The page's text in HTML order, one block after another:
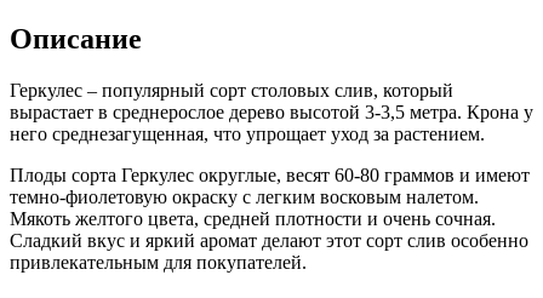
Описание
Геркулес – популярный сорт столовых слив, который
вырастает в среднерослое дерево высотой 3-3,5 метра. Крона у
него среднезагущенная, что упрощает уход за растением.
Плоды сорта Геркулес округлые, весят 60-80 граммов и имеют
темно-фиолетовую окраску с легким восковым налетом.
Мякоть желтого цвета, средней плотности и очень сочная.
Сладкий вкус и яркий аромат делают этот сорт слив особенно
привлекательным для покупателей.